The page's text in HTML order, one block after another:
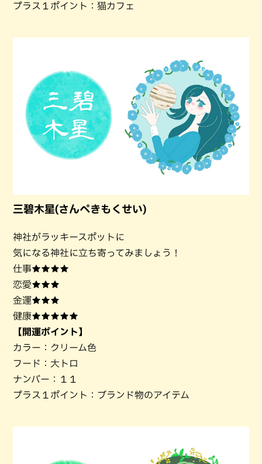
プラス１ポイント：猫カフェ
三碧木星(さんぺきもくせい)
神社がラッキースポットに
気になる神社に立ち寄ってみましょう！
仕事★★★★
恋愛★★★
金運★★★
健康★★★★★
【開運ポイント】
カラー：クリーム色
フード：大トロ
ナンバー：１１
プラス１ポイント：ブランド物のアイテム